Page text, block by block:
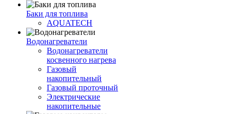
Баки для топлива
AQUATECH
Водонагреватели
Водонагреватели
косвенного нагрева
Газовый
накопительный
Газовый проточный
Электрические
накопительные